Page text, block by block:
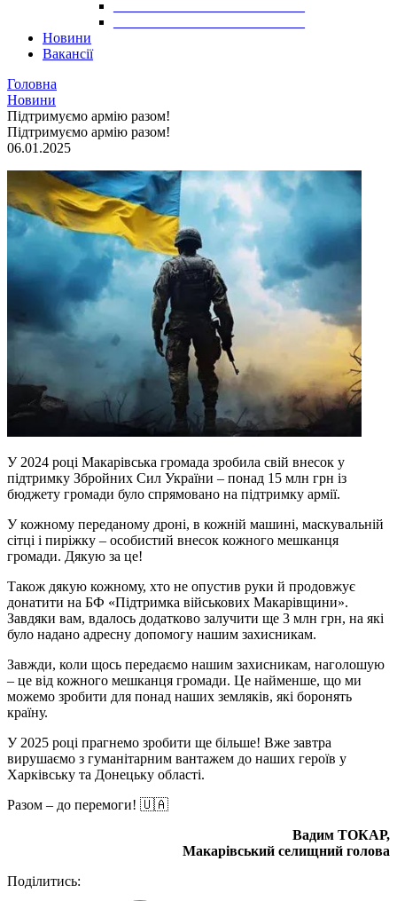
Новини
Вакансії
Головна
Новини
Підтримуємо армію разом!
Підтримуємо армію разом!
06.01.2025
У 2024 році Макарівська громада зробила свій внесок у
підтримку Збройних Сил України – понад 15 млн грн із
бюджету громади було спрямовано на підтримку армії.
У кожному переданому дроні, в кожній машині, маскувальній
сітці і пиріжку – особистий внесок кожного мешканця
громади. Дякую за це!
Також дякую кожному, хто не опустив руки й продовжує
донатити на БФ «Підтримка військових Макарівщини».
Завдяки вам, вдалось додатково залучити ще 3 млн грн, на які
було надано адресну допомогу нашим захисникам.
Завжди, коли щось передаємо нашим захисникам, наголошую
– це від кожного мешканця громади. Це найменше, що ми
можемо зробити для понад наших земляків, які боронять
країну.
У 2025 році прагнемо зробити ще більше! Вже завтра
вирушаємо з гуманітарним вантажем до наших героїв у
Харківську та Донецьку області.
Разом – до перемоги! 🇺🇦
Вадим ТОКАР,
Макарівський селищний голова
Поділитись: